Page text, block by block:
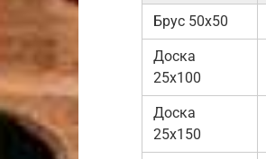
Брус 50х50
Доска
25х100
Доска
25х150